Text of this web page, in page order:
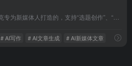
# AI写作 # AI文章生成 # AI新媒体文章